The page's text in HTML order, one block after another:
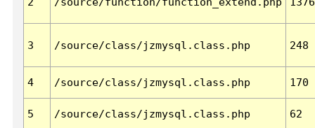
3 /source/class/jzmysql.class.php 248
4 /source/class/jzmysql.class.php 170
5 /source/class/jzmysql.class.php 62